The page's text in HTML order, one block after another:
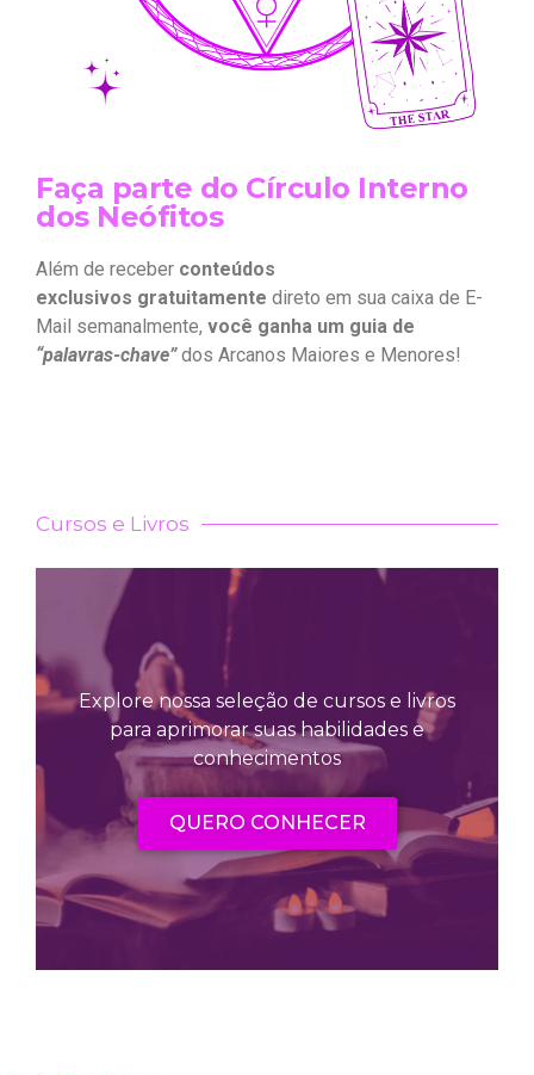
Faça parte do Círculo Interno
dos Neófitos
Além de receber conteúdos
exclusivos gratuitamente direto em sua caixa de E-
Mail semanalmente, você ganha um guia de
“palavras-chave”dos Arcanos Maiores e Menores!
Cursos e Livros
Explore nossa seleção de cursos e livros
para aprimorar suas habilidades e
conhecimentos
QUERO CONHECER